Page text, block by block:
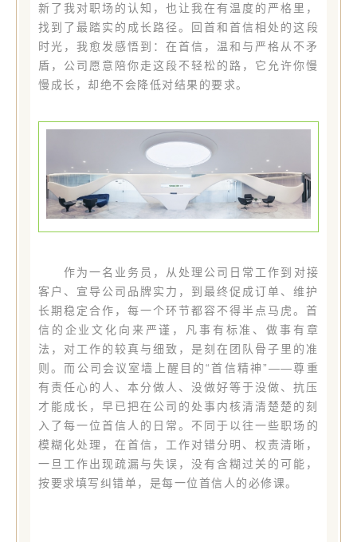
新了我对职场的认知，也让我在有温度的严格里，
找到了最踏实的成长路径。回首和首信相处的这段
时光，我愈发感悟到：在首信，温和与严格从不矛
盾，公司愿意陪你走这段不轻松的路，它允许你慢
慢成长，却绝不会降低对结果的要求。
作为一名业务员，从 处理公司日常工作到 对接
客户、宣导公司品牌实力，到最终促成订单、维护
长期稳定合作，每一个环节都容不得半点马虎。首
信的企业文化向来严谨，凡事有标准、做事有章
法，对工作的较真与细致，是刻在团队骨子里的准
则。而公司会议室墙上醒目的“首信精神”——尊重
有责任心的人、本分做人、没做好等于没做、抗压
才能成长，早已把在公司的处事内核清清楚楚的刻
入了每一位首信人的日常。 不同于以往一些职场的
模糊化处理，在首信，工作对错分明、权责清晰，
一旦工作出现疏漏与失误，没有含糊过关的可能，
按要求填写纠错单，是每一位首信人的必修课。